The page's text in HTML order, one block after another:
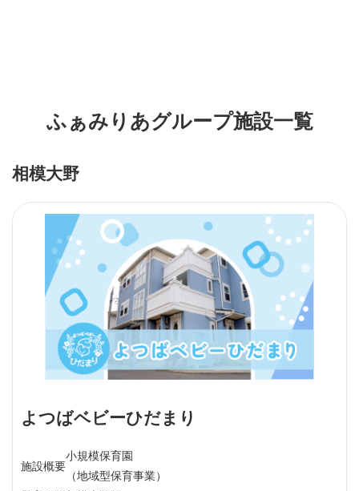
ふぁみりあグループ施設一覧
相模大野
よつばベビーひだまり
施設概要
小規模保育園
（地域型保育事業）